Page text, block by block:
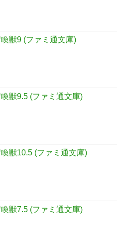
獣9 (ファミ通文庫)
獣9.5 (ファミ通文庫)
獣10.5 (ファミ通文庫)
獣7.5 (ファミ通文庫)